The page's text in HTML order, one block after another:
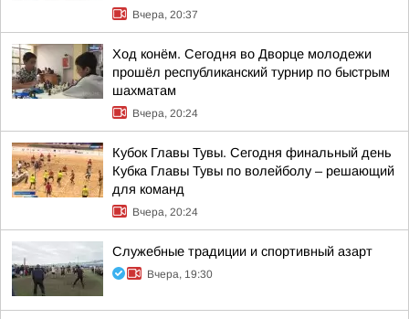
Вчера, 20:37
Ход конём. Сегодня во Дворце молодежи
прошёл республиканский турнир по быстрым
шахматам
Вчера, 20:24
Кубок Главы Тувы. Сегодня финальный день
Кубка Главы Тувы по волейболу – решающий
для команд
Вчера, 20:24
Служебные традиции и спортивный азарт
Вчера, 19:30